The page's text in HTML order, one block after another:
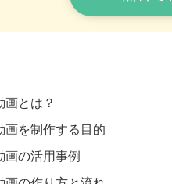
とは？
画を制作する目的
画の活用事例